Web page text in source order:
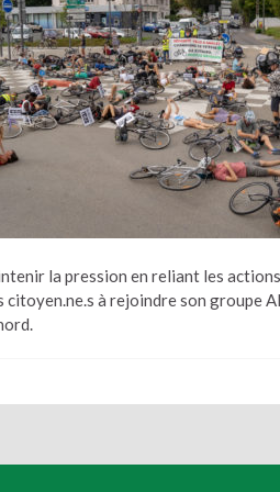
la pression en reliant les
à rejoindre son groupe